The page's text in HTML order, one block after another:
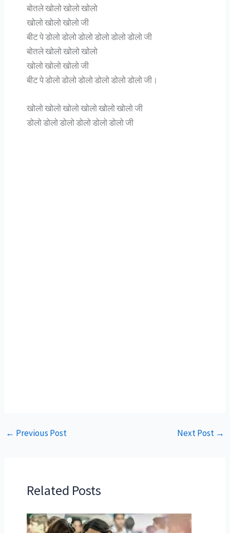
बोतले खोलो खोलो खोलो
खोलो खोलो खोलो जी
बीट पे डोलो डोलो डोलो डोलो डोलो डोलो जी
बोतले खोलो खोलो खोलो
खोलो खोलो खोलो जी
बीट पे डोलो डोलो डोलो डोलो डोलो डोलो जी।
खोलो खोलो खोलो खोलो खोलो खोलो जी
डोलो डोलो डोलो डोलो डोलो डोलो जी
← Previous Post Next Post →
Related Posts